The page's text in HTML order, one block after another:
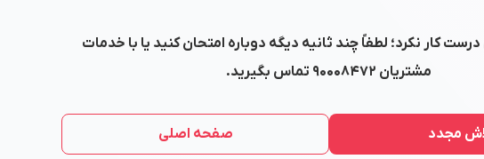
کار نکرد؛ لطفاً چند ثانیه دیگه دوباره امتحان کنید یا با خدمات
مشتریان ۹۰۰۰۸۴۷۲ تماس بگیرید.
مجدد صفحه اصلی